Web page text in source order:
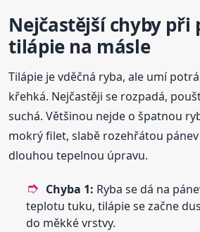
Nejčastější chyby při
tilápie na másle
Tilápie je vděčná ryba, ale umí
křehká. Nejčastěji se rozpadá,
suchá. Většinou nejde o špatnou
mokrý filet, slabě rozehřátou
dlouhou tepelnou úpravu.
Chyba 1: Ryba se dá na
teplotu tuku, tilápie se začne
do měkké vrstvy.